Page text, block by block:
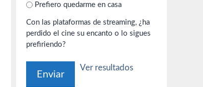
Prefiero quedarme en casa
Con las plataformas de streaming, ¿ha
perdido el cine su encanto o lo sigues
prefiriendo?
Ver resultados